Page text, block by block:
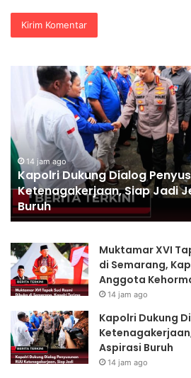
RUU
Aspirasi
Polri
Pastikan
Proses
Pemeriksaan
Personel
di
Aceh
Dilaksanakan
Secara
Profesional
dan
14 jam ago
Polri
Aceh
Transparan
Muktamar XVI
di Semarang,
Anggota
14 jam ago
Kapolri Dukung
Aspirasi Buruh
14 jam ago